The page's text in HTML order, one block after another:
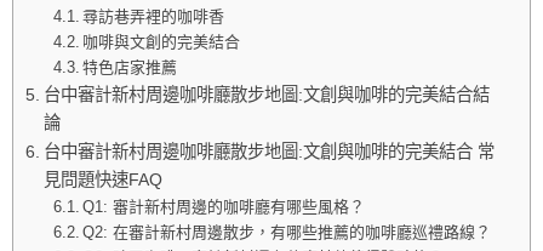
尋訪巷弄裡的咖啡香
咖啡與文創的完美結合
特色店家推薦
台中審計新村周邊咖啡廳散步地圖:文創與咖啡的完美結合結
論
台中審計新村周邊咖啡廳散步地圖:文創與咖啡的完美結合 常
見問題快速FAQ
Q1: 審計新村周邊的咖啡廳有哪些風格？
Q2: 在審計新村周邊散步，有哪些推薦的咖啡廳巡禮路線？